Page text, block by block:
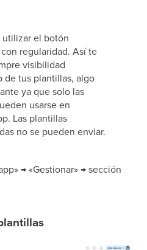
el botón
regularidad. Así te
visibilidad
de tus plantillas, algo
ya que solo las
usarse en
Las plantillas
no se pueden enviar.
→ «Gestionar» → sección